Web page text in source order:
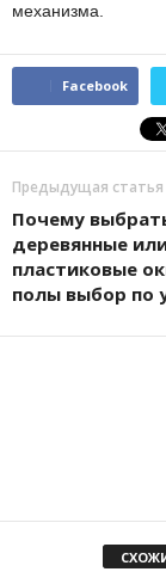
механизма.
Facebook
Предыдущая статья
Почему
деревянные
пластиковые
полы выбор по